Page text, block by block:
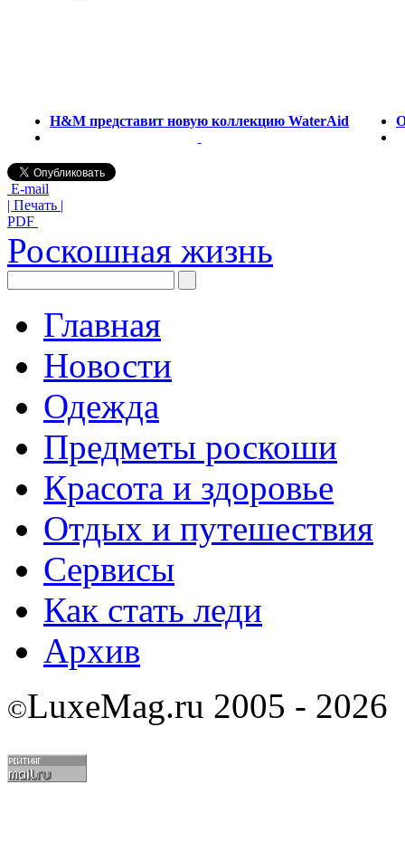
H&M представит новую коллекцию WaterAid
E-mail
| Печать |
PDF
Роскошная жизнь
Главная
Новости
Одежда
Предметы роскоши
Красота и здоровье
Отдых и путешествия
Сервисы
Как стать леди
Архив
©LuxeMag.ru 2005 - 2026